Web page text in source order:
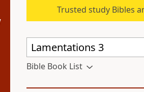
Trusted study Bibles
Bible Book List